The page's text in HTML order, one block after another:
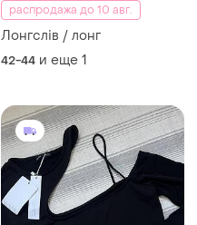
распродажа до 10 авг.
Лонгслів / лонг
42-44 и еще 1